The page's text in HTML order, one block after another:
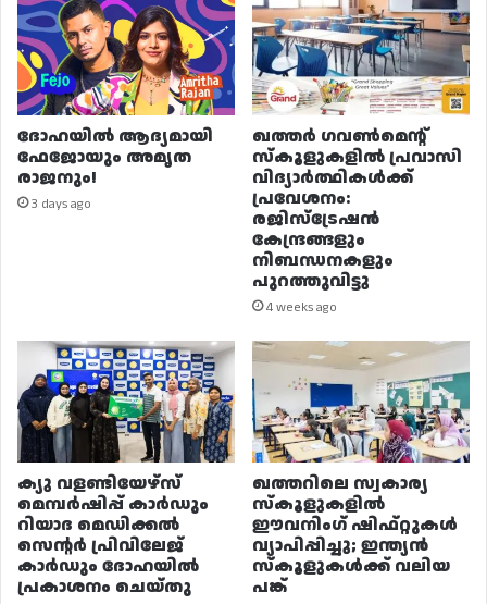
ദോഹയിൽ ആദ്യമായി
ഫേജോയും അമൃത
രാജനും!
3 days ago
ഖത്തർ ഗവൺമെന്റ്
സ്കൂളുകളിൽ പ്രവാസി
വിദ്യാർത്ഥികൾക്ക്
പ്രവേശനം:
രജിസ്ട്രേഷൻ
കേന്ദ്രങ്ങളും
നിബന്ധനകളും
പുറത്തുവിട്ടു
4 weeks ago
ക്യു വളണ്ടിയേഴ്‌സ്
മെമ്പർഷിപ്പ് കാർഡും
റിയാദ മെഡിക്കൽ
സെന്റർ പ്രിവിലേജ്
കാർഡും ദോഹയിൽ
പ്രകാശനം ചെയ്തു
ഖത്തറിലെ സ്വകാര്യ
സ്കൂളുകളിൽ
ഈവനിംഗ് ഷിഫ്റ്റുകൾ
വ്യാപിപ്പിച്ചു; ഇന്ത്യൻ
സ്കൂളുകൾക്ക് വലിയ
പങ്ക്